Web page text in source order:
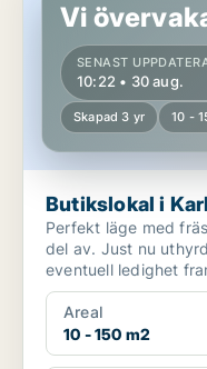
Vi
SENAST
10:22 • 30 aug.
Skapad 3 yr 10 -
Butikslokal i
Perfekt läge med
del av. Just nu
eventuell ledighet
Areal
10 - 150 m2